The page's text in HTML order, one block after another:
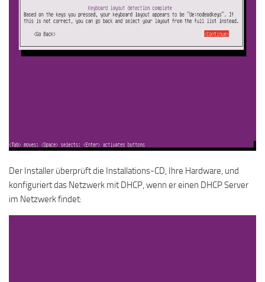
Der Installer überprüft die Installations-CD, Ihre Hardware, und
konfiguriert das Netzwerk mit DHCP, wenn er einen DHCP Server
im Netzwerk findet: